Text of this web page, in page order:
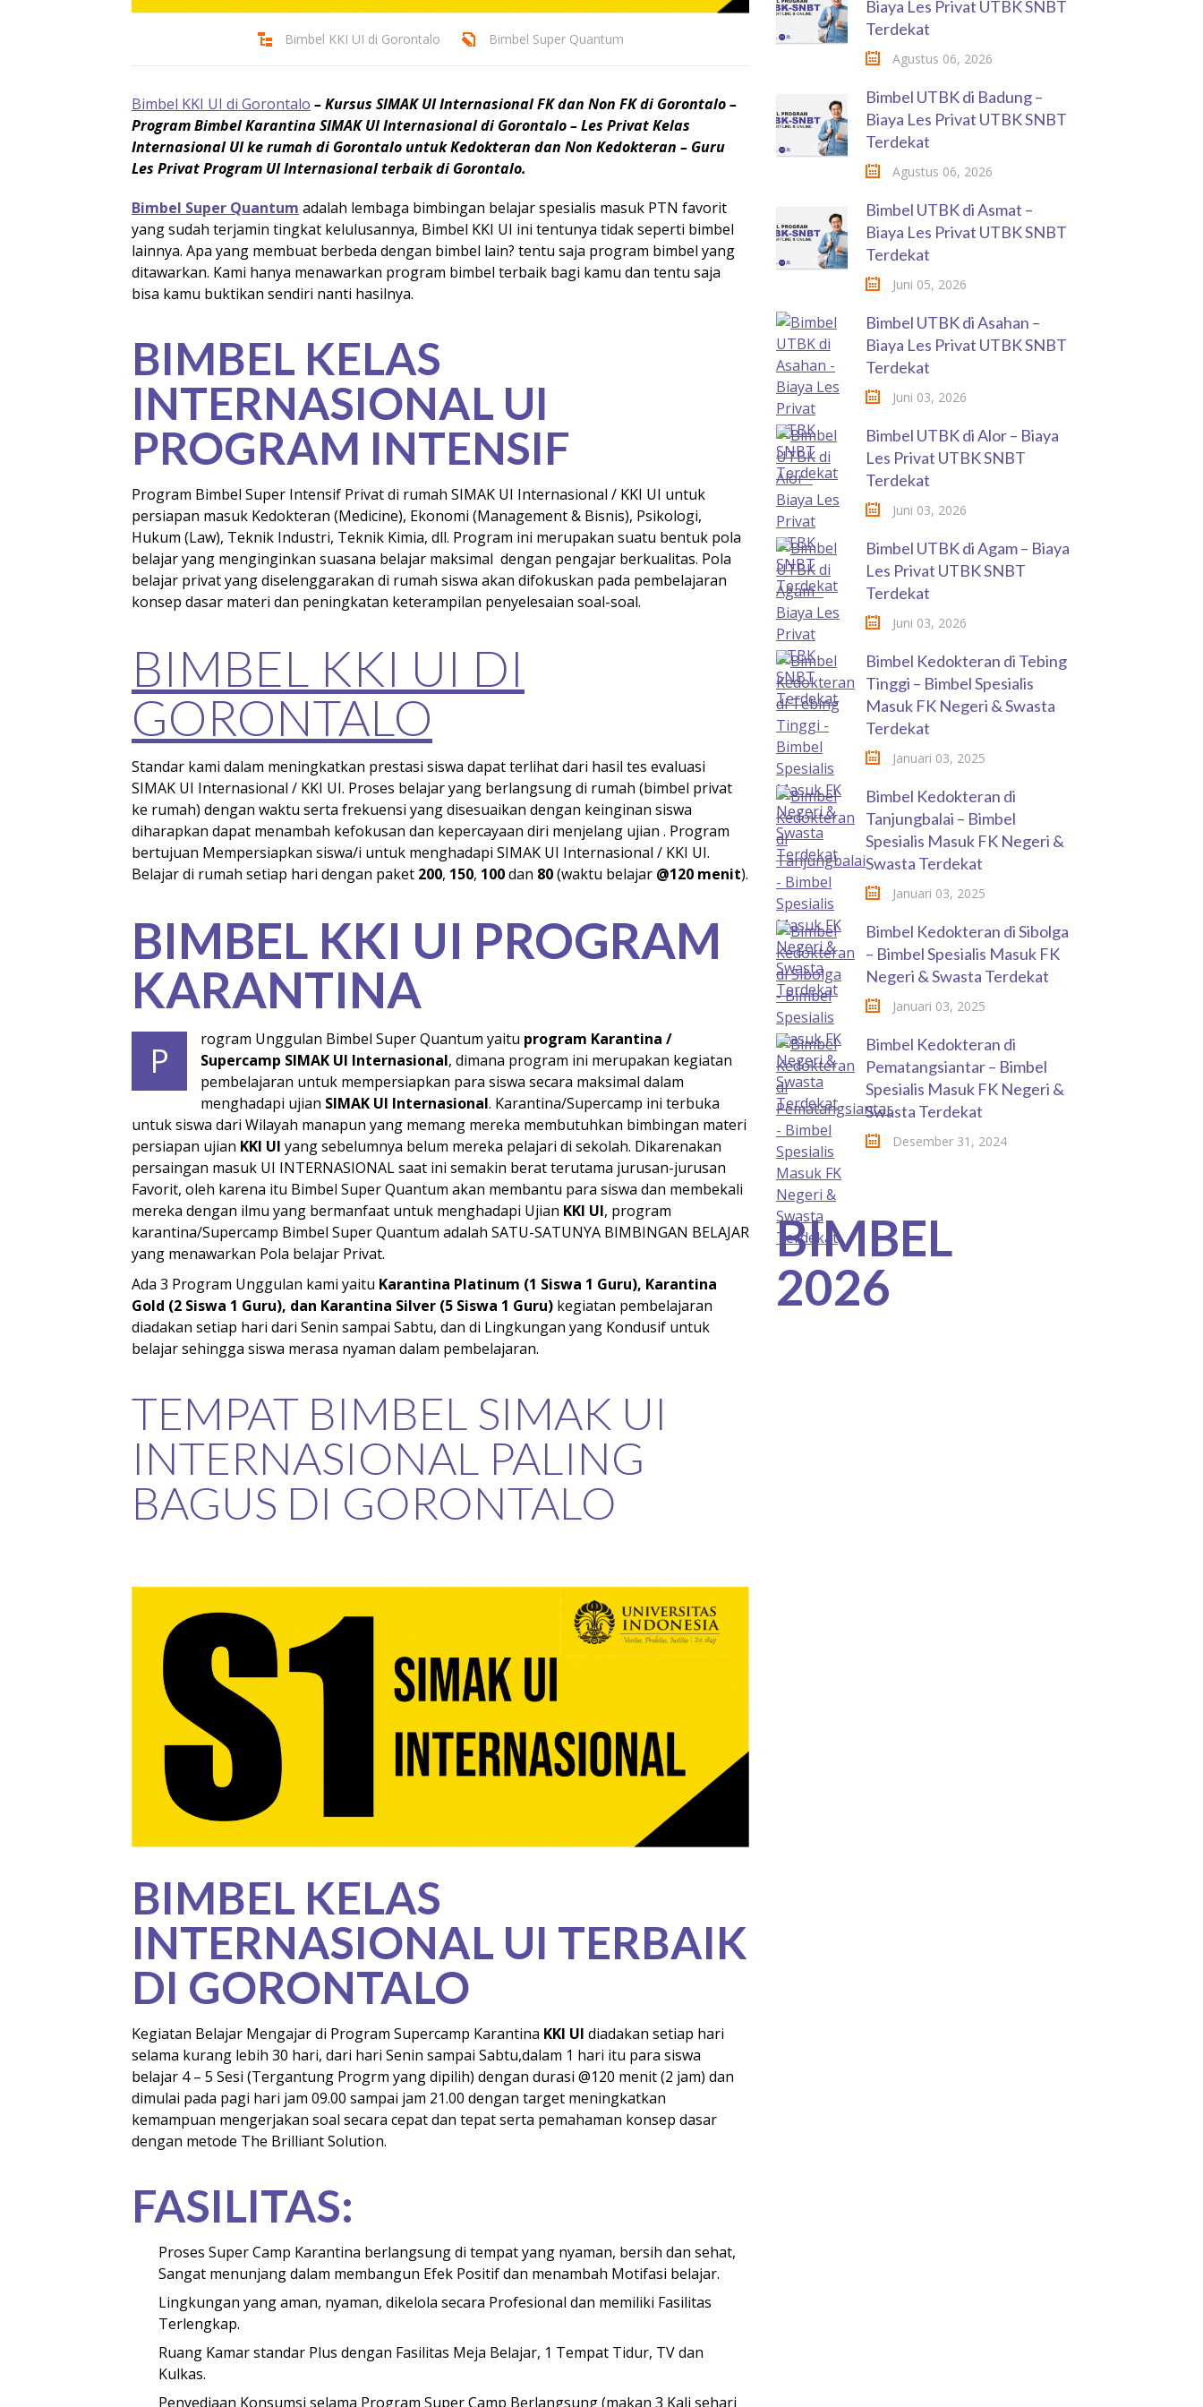
Bimbel KKI UI di Gorontalo Bimbel Super Quantum
Bimbel KKI UI di Gorontalo – Kursus SIMAK UI Internasional FK dan Non FK di Gorontalo –
Program Bimbel Karantina SIMAK UI Internasional di Gorontalo – Les Privat Kelas
Internasional UI ke rumah di Gorontalo untuk Kedokteran dan Non Kedokteran – Guru
Les Privat Program UI Internasional terbaik di Gorontalo.
Bimbel Super Quantum adalah lembaga bimbingan belajar spesialis masuk PTN favorit
yang sudah terjamin tingkat kelulusannya, Bimbel KKI UI ini tentunya tidak seperti bimbel
lainnya. Apa yang membuat berbeda dengan bimbel lain? tentu saja program bimbel yang
ditawarkan. Kami hanya menawarkan program bimbel terbaik bagi kamu dan tentu saja
bisa kamu buktikan sendiri nanti hasilnya.
BIMBEL KELAS
INTERNASIONAL UI
PROGRAM INTENSIF
Program Bimbel Super Intensif Privat di rumah SIMAK UI Internasional / KKI UI untuk
persiapan masuk Kedokteran (Medicine), Ekonomi (Management & Bisnis), Psikologi,
Hukum (Law), Teknik Industri, Teknik Kimia, dll. Program ini merupakan suatu bentuk pola
belajar yang menginginkan suasana belajar maksimal dengan pengajar berkualitas. Pola
belajar privat yang diselenggarakan di rumah siswa akan difokuskan pada pembelajaran
konsep dasar materi dan peningkatan keterampilan penyelesaian soal-soal.
BIMBEL KKI UI DI
GORONTALO
Standar kami dalam meningkatkan prestasi siswa dapat terlihat dari hasil tes evaluasi
SIMAK UI Internasional / KKI UI. Proses belajar yang berlangsung di rumah (bimbel privat
ke rumah) dengan waktu serta frekuensi yang disesuaikan dengan keinginan siswa
diharapkan dapat menambah kefokusan dan kepercayaan diri menjelang ujian . Program
bertujuan Mempersiapkan siswa/i untuk menghadapi SIMAK UI Internasional / KKI UI.
Belajar di rumah setiap hari dengan paket 200, 150, 100dan 80(waktu belajar @120 menit).
BIMBEL KKI UI PROGRAM
KARANTINA
P rogram Unggulan Bimbel Super Quantum yaitu program Karantina /
Supercamp SIMAK UI Internasional, dimana program ini merupakan kegiatan
pembelajaran untuk mempersiapkan para siswa secara maksimal dalam
menghadapi ujian SIMAK UI Internasional. Karantina/Supercamp ini terbuka
untuk siswa dari Wilayah manapun yang memang mereka membutuhkan bimbingan materi
persiapan ujian KKI UI yang sebelumnya belum mereka pelajari di sekolah. Dikarenakan
persaingan masuk UI INTERNASIONAL saat ini semakin berat terutama jurusan-jurusan
Favorit, oleh karena itu Bimbel Super Quantum akan membantu para siswa dan membekali
mereka dengan ilmu yang bermanfaat untuk menghadapi Ujian KKI UI, program
karantina/Supercamp Bimbel Super Quantum adalah SATU-SATUNYA BIMBINGAN BELAJAR
yang menawarkan Pola belajar Privat.
Ada 3 Program Unggulan kami yaitu Karantina Platinum (1 Siswa 1 Guru), Karantina
Gold (2 Siswa 1 Guru), dan Karantina Silver (5 Siswa 1 Guru) kegiatan pembelajaran
diadakan setiap hari dari Senin sampai Sabtu, dan di Lingkungan yang Kondusif untuk
belajar sehingga siswa merasa nyaman dalam pembelajaran.
TEMPAT BIMBEL SIMAK UI
INTERNASIONAL PALING
BAGUS DI GORONTALO
BIMBEL KELAS
INTERNASIONAL UI TERBAIK
DI GORONTALO
Kegiatan Belajar Mengajar di Program Supercamp Karantina KKI UI diadakan setiap hari
selama kurang lebih 30 hari, dari hari Senin sampai Sabtu,dalam 1 hari itu para siswa
belajar 4 – 5 Sesi (Tergantung Progrm yang dipilih) dengan durasi @120 menit (2 jam) dan
dimulai pada pagi hari jam 09.00 sampai jam 21.00 dengan target meningkatkan
kemampuan mengerjakan soal secara cepat dan tepat serta pemahaman konsep dasar
dengan metode The Brilliant Solution.
FASILITAS:
Proses Super Camp Karantina berlangsung di tempat yang nyaman, bersih dan sehat,
Sangat menunjang dalam membangun Efek Positif dan menambah Motifasi belajar.
Lingkungan yang aman, nyaman, dikelola secara Profesional dan memiliki Fasilitas
Terlengkap.
Ruang Kamar standar Plus dengan Fasilitas Meja Belajar, 1 Tempat Tidur, TV dan
Kulkas.
Penyediaan Konsumsi selama Program Super Camp Berlangsung (makan 3 Kali sehari
Biaya Les Privat UTBK SNBT
Terdekat
Agustus 06, 2026
Bimbel UTBK di Badung –
Biaya Les Privat UTBK SNBT
Terdekat
Agustus 06, 2026
Bimbel UTBK di Asmat –
Biaya Les Privat UTBK SNBT
Terdekat
Juni 05, 2026
Bimbel UTBK di Asahan –
Biaya Les Privat UTBK SNBT
Terdekat
Juni 03, 2026
Bimbel UTBK di Alor – Biaya
Les Privat UTBK SNBT
Terdekat
Juni 03, 2026
Bimbel UTBK di Agam – Biaya
Les Privat UTBK SNBT
Terdekat
Juni 03, 2026
Bimbel Kedokteran di Tebing
Tinggi – Bimbel Spesialis
Masuk FK Negeri & Swasta
Terdekat
Januari 03, 2025
Bimbel Kedokteran di
Tanjungbalai – Bimbel
Spesialis Masuk FK Negeri &
Swasta Terdekat
Januari 03, 2025
Bimbel Kedokteran di Sibolga
– Bimbel Spesialis Masuk FK
Negeri & Swasta Terdekat
Januari 03, 2025
Bimbel Kedokteran di
Pematangsiantar – Bimbel
Spesialis Masuk FK Negeri &
Swasta Terdekat
Desember 31, 2024
BIMBEL
2026